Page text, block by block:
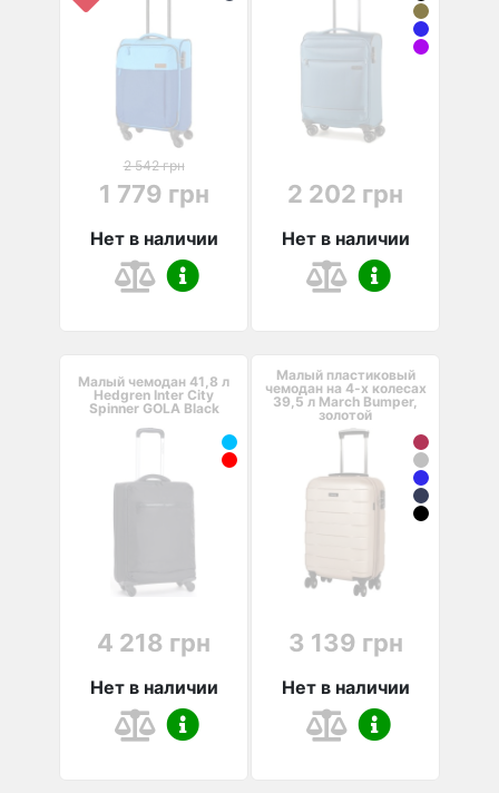
2 542 грн
1 779 грн
Нет в наличии
2 202 грн
Нет в наличии
Малый чемодан 41,8 л
Hedgren Inter City
Spinner GOLA Black
4 218 грн
Нет в наличии
Малый пластиковый
чемодан на 4-х колесах
39,5 л March Bumper,
золотой
3 139 грн
Нет в наличии